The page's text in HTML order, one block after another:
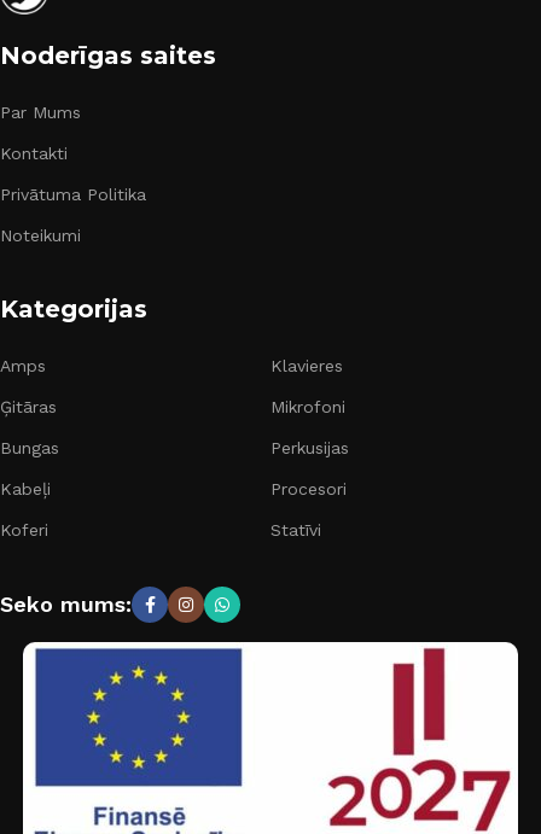
Noderīgas saites
Par Mums
Kontakti
Privātuma Politika
Noteikumi
Kategorijas
Amps
Ģitāras
Bungas
Kabeļi
Koferi
Klavieres
Mikrofoni
Perkusijas
Procesori
Statīvi
Seko mums: